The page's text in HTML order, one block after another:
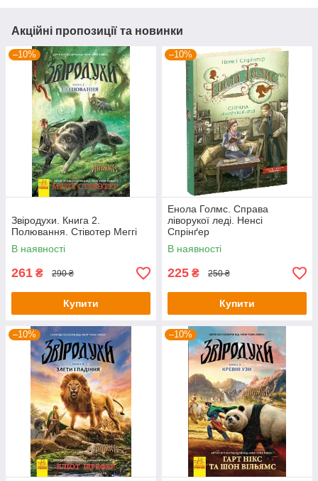
Акційні пропозиції та новинки
–10%
Звіродухи. Книга 2.
Полювання. Стівотер Меггі
В наявності
261 ₴ 290 ₴
Купити
–10%
Енола Голмс. Справа
ліворукої леді. Ненсі
Спрінґер
В наявності
225 ₴ 250 ₴
Купити
–10% –10%